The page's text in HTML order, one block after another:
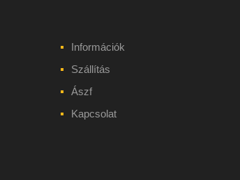
Információk
Szállítás
Ászf
Kapcsolat